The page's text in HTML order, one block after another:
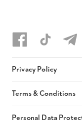
Privacy Policy
Terms & Conditions
Personal Data